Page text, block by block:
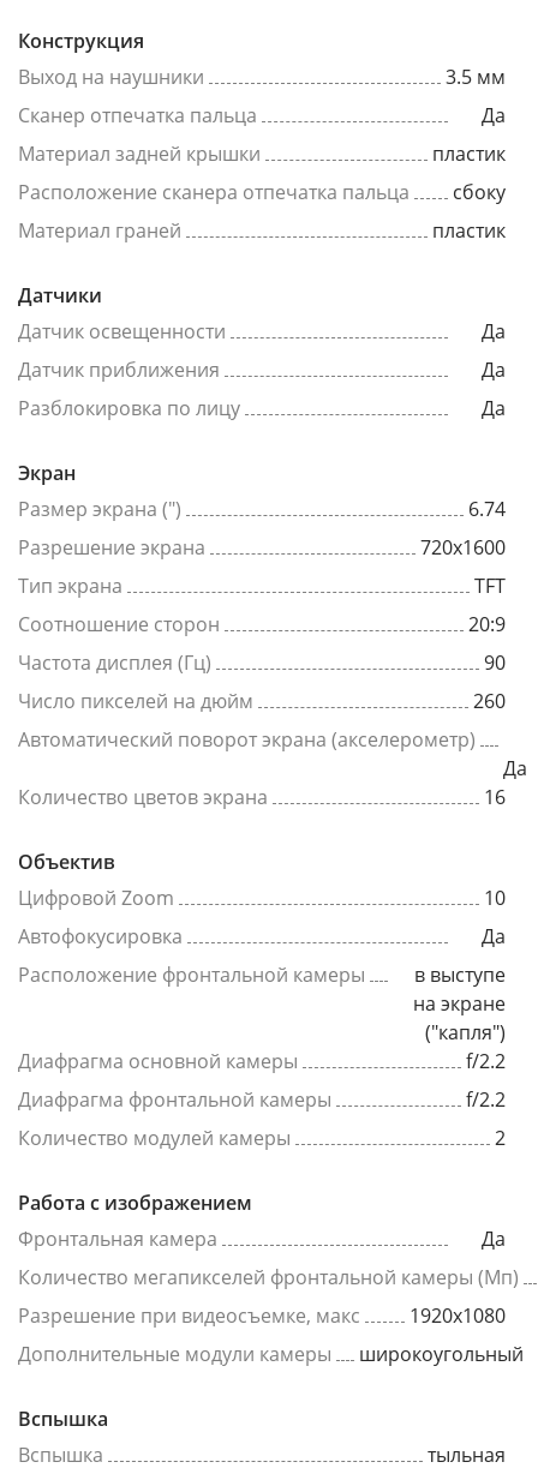
Конструкция
Выход на наушники
3.5 мм
Сканер отпечатка пальца
Да
Материал задней крышки
пластик
Расположение сканера отпечатка пальца
сбоку
Материал граней
пластик
Датчики
Датчик освещенности
Да
Датчик приближения
Да
Разблокировка по лицу
Да
Экран
Размер экрана (")
6.74
Разрешение экрана
720x1600
Тип экрана
TFT
Соотношение сторон
20:9
Частота дисплея (Гц)
90
Число пикселей на дюйм
260
Автоматический поворот экрана (акселерометр)
Да
Количество цветов экрана
16
Объектив
Цифровой Zoom
10
Автофокусировка
Да
Расположение фронтальной камеры
в выступе
на экране
("капля")
Диафрагма основной камеры
f/2.2
Диафрагма фронтальной камеры
f/2.2
Количество модулей камеры
2
Работа с изображением
Фронтальная камера
Да
Количество мегапикселей фронтальной камеры (Мп)
Разрешение при видеосъемке, макс
1920x1080
Дополнительные модули камеры
широкоугольный
Вспышка
Вспышка
тыльная